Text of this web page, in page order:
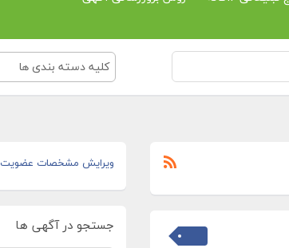
کلیه دسته بندی ها
ویرایش مشخصات عضویت
جستجو در آگهی ها